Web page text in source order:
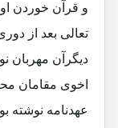
و قرآن خوردن او
تعالی بعد از
دیگرآن مهربان
اخوی مقامان
عهدنامه نوشته